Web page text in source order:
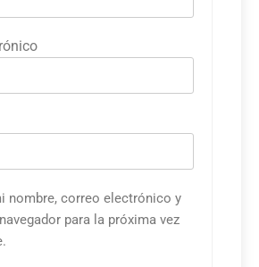
nombre, correo electrónico y
para la próxima vez